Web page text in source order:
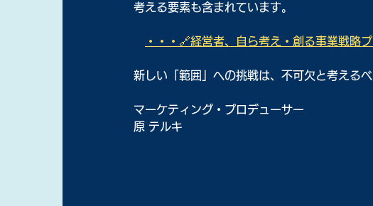
考える要素も含まれています。
・・・🔗経営者、自ら考え・創る事業戦
新しい「範囲」への挑戦は、不可欠と考えるべ
マーケティング・プロデューサー
原 テルキ